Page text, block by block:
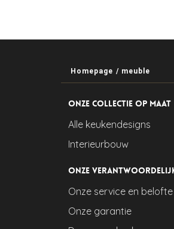
Homepage / meuble
Onze collectie op maat
Alle keukendesigns
Interieurbouw
Onze
Onze service en belofte
Onze garantie